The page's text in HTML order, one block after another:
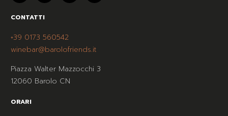
CONTATTI
+39 0173 560542
winebar@barolofriends.it
Piazza Walter Mazzocchi 3
12060 Barolo CN
ORARI